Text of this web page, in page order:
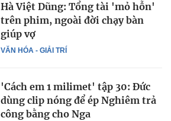
VĂN HÓA - GIẢI TRÍ
Hà Việt Dũng: Tổng tài 'mỏ hỗn'
trên phim, ngoài đời chạy bàn
giúp vợ
'Cách em 1 milimet' tập 30: Đức
dùng clip nóng để ép Nghiêm trả
công bằng cho Nga